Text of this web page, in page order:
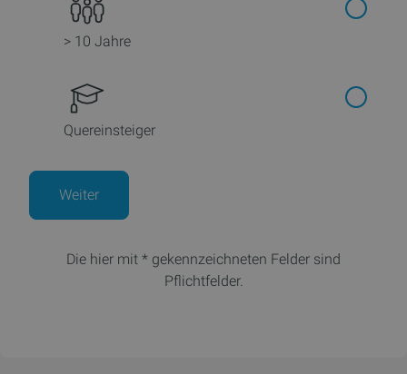
> 10 Jahre
Quereinsteiger
Weiter
Die hier mit * gekennzeichneten Felder sind
Pflichtfelder.